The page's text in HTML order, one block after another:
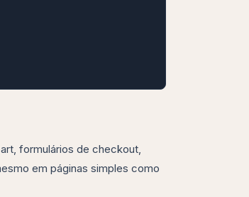
formulários de checkout,
em páginas simples como